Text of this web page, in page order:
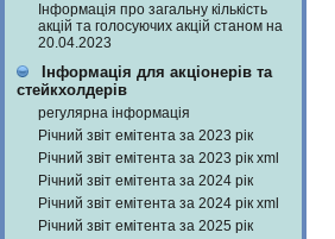
Інформація про загальну кількість
акцій та голосуючих акцій станом на
20.04.2023
Інформація для акціонерів та
стейкхолдерів
регулярна інформація
Річний звіт емітента за 2023 рік
Річний звіт емітента за 2023 рік xml
Річний звіт емітента за 2024 рік
Річний звіт емітента за 2024 рік xml
Річний звіт емітента за 2025 рік